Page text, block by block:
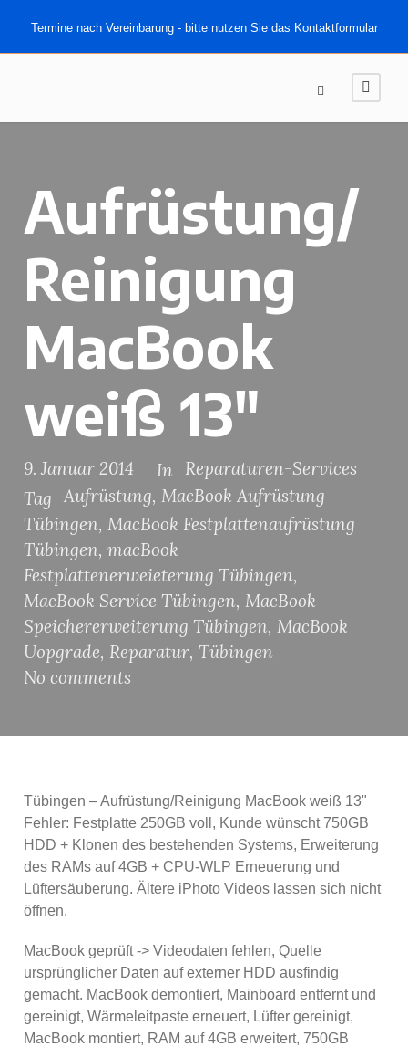
Termine nach Vereinbarung - bitte nutzen Sie das Kontaktformular
Aufrüstung/
Reinigung
MacBook
weiß 13″
9. Januar 2014 In
Reparaturen-Services
Tag Aufrüstung, MacBook Aufrüstung
Tübingen, MacBook Festplattenaufrüstung
Tübingen, macBook
Festplattenerweieterung Tübingen,
MacBook Service Tübingen, MacBook
Speichererweiterung Tübingen, MacBook
Uopgrade, Reparatur, Tübingen
No comments
Tübingen – Aufrüstung/Reinigung MacBook weiß 13"
Fehler: Festplatte 250GB voll, Kunde wünscht 750GB
HDD + Klonen des bestehenden Systems, Erweiterung
des RAMs auf 4GB + CPU-WLP Erneuerung und
Lüftersäuberung. Ältere iPhoto Videos lassen sich nicht
öffnen.
MacBook geprüft -> Videodaten fehlen, Quelle
ursprünglicher Daten auf externer HDD ausfindig
gemacht. MacBook demontiert, Mainboard entfernt und
gereinigt, Wärmeleitpaste erneuert, Lüfter gereinigt,
MacBook montiert, RAM auf 4GB erweitert, 750GB